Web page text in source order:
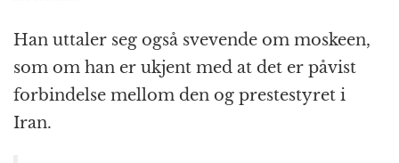
Han uttaler seg også svevende om moskeen,
som om han er ukjent med at det er påvist
forbindelse mellom den og prestestyret i
Iran.